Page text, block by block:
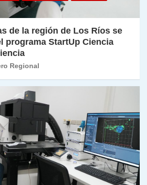
de la región de Los Ríos se
programa StartUp Ciencia
Regional